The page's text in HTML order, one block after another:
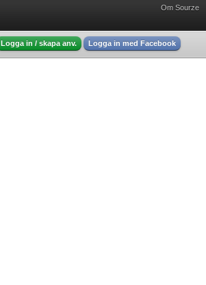
Om Sourze
Logga in / skapa anv. Logga in med Facebook